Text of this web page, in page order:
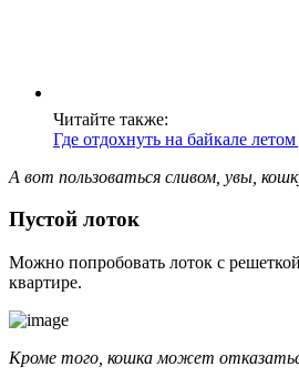
Читайте также:
Где отдохнуть на байкале
А вот пользоваться сливом, увы,
Пустой лоток
Можно попробовать лоток с
квартире.
Кроме того, кошка может